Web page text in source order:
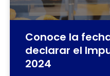
Conoce la
declarar el
2024